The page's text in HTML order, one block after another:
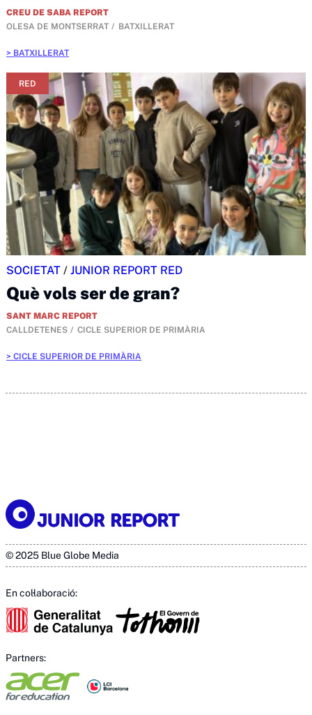
CREU DE SABA REPORT
OLESA DE MONTSERRAT
BATXILLERAT
BATXILLERAT
RED
SOCIETAT / JUNIOR REPORT RED
Què vols ser de gran?
SANT MARC REPORT
CALLDETENES
CICLE SUPERIOR DE PRIMÀRIA
CICLE SUPERIOR DE PRIMÀRIA
© 2025 Blue Globe Media
En col·laboració:
Partners: